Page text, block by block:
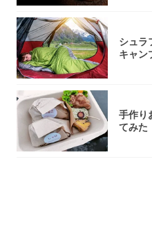
シュラ
キャン
手作り
てみた